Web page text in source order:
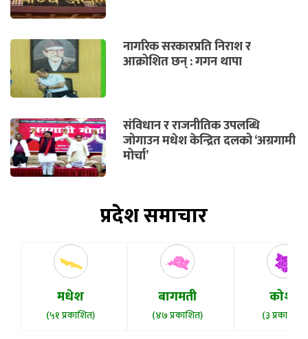
नागरिक सरकारप्रति निराश र
आक्रोशित छन् : गगन थापा
संविधान र राजनीतिक उपलब्धि
जोगाउन मधेश केन्द्रित दलको ‘अग्रगामी
मोर्चा’
प्रदेश समाचार
मधेश
(५१ प्रकाशित)
बागमती
(४७ प्रकाशित)
कोशी
(३ प्रकाशित)